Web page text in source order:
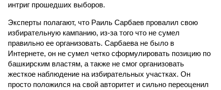
интриг прошедших выборов.
Эксперты полагают, что Раиль Сарбаев провалил свою
избирательную кампанию, из-за того что не сумел
правильно ее организовать. Сарбаева не было в
Интернете, он не сумел четко сформулировать позицию по
башкирским властям, а также не смог организовать
жесткое наблюдение на избирательных участках. Он
просто положился на свой авторитет и сильно переоценил